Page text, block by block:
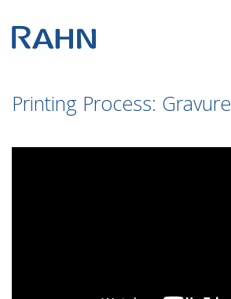
Printing Process: Gravure